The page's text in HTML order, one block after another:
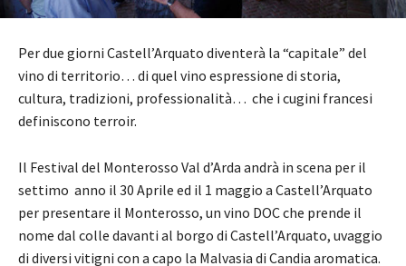
Per due giorni Castell’Arquato diventerà la “capitale” del
vino di territorio… di quel vino espressione di storia,
cultura, tradizioni, professionalità… che i cugini francesi
definiscono terroir.
Il Festival del Monterosso Val d’Arda andrà in scena per il
settimo anno il 30 Aprile ed il 1 maggio a Castell’Arquato
per presentare il Monterosso, un vino DOC che prende il
nome dal colle davanti al borgo di Castell’Arquato, uvaggio
di diversi vitigni con a capo la Malvasia di Candia aromatica.